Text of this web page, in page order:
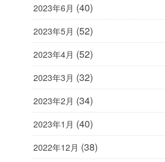
2023年6月 (40)
2023年5月 (52)
2023年4月 (52)
2023年3月 (32)
2023年2月 (34)
2023年1月 (40)
2022年12月 (38)